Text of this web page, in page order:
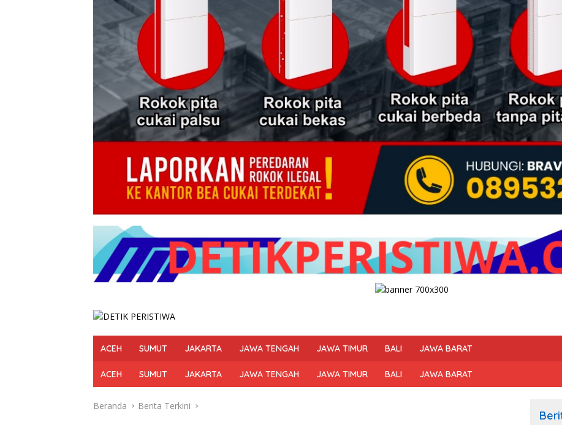
ACEH SUMUT JAKARTA JAWA TENGAH JAWA TIMUR BALI JAWA BARAT
ACEH SUMUT JAKARTA JAWA TENGAH JAWA TIMUR BALI JAWA BARAT
Beranda Berita Terkini